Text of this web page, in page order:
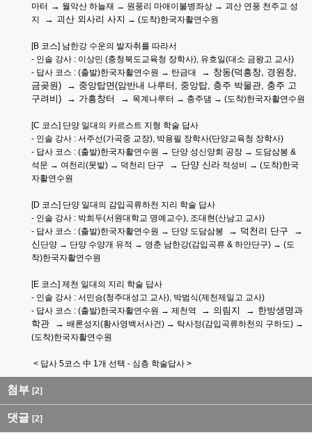
마터 → 월악산 하늘재 → 원풍리 마애이불병좌상 → 괴산 연풍 천주교 성
지
→ 괴산 외사리 사지 → (도착)한국자활연수원
[B 코스] 남한강 수운의 발자취를 따라서
- 인솔 강사 : 이상민 (충청북도교육청 장학사), 유호일(대소 금왕고 교사)
- 답사 코스 : (출발)한국자활연수원 → 탄금대
→ 창동(덕흥창, 경원창,
금곶원) → 중앙탑면(암반내 나루터, 중앙탑, 충주 박물관, 충주 고
구려비) → 가흥창터 → 목계나루터 → 충주댐 → (도착)한국자활연수원
[C 코스] 단양 일대의 카르스트 지형 학술 답사
- 인솔 강사 : 서주선(가곡중 교장), 박용필 장학사(단양교육청 장학사)
- 답사 코스 : (출발)한국자활연수원 → 단양 성신양회 공장 → 도담삼봉 &
석문 → 여천리(못밭) → 덕천리 단구
→ 단양 신라적성비 → (도착)한국
자활연수원
[D 코스] 단양 일대의 감입곡류하천 지리 학술 답사
- 인솔 강사 : 박희두(서원대학교 명예교수), 조대현(산남고 교사)
- 답사 코스 : (출발)한국자활연수원 → 단양 도담삼봉
→ 덕천리 단구 →
신 단양 → 단양 수양개 유적 → 영춘 남한강(감입곡류 & 하안단구) → (도
착)한국자활연수원
[E 코스] 제천 일대의 지리 학술 답사
- 인솔 강사 : 서민승(청주대성고 교사), 박범식(제천제일고 교사)
- 답사 코스 : (출발)한국자활연수원 → 제천역
→ 의림지 → 한방생명과
학관 → 배론성지(황사영백서사건) → 탁사정(감입곡류하천의 구하도) →
(도착)한국자활연수원
< 답사 5코스 中 1개 선택 - 심층 학술답사 >
첨부 [2]
댓글 [2]